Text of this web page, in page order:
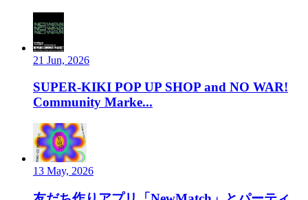
21 Jun, 2026
SUPER-KIKI POP UP SHOP and NO WAR!
Community Marke...
13 May, 2026